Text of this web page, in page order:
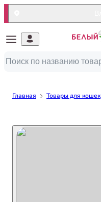
Главная Товары для кошек